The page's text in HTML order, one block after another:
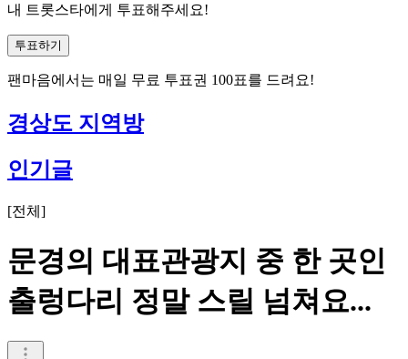
내 트롯스타에게 투표해주세요!
투표하기
팬마음에서는 매일 무료 투표권 100표를 드려요!
경상도 지역방
인기글
[전체 ]
문경의 대표관광지 중 한 곳인
출렁다리 정말 스릴 넘쳐요...